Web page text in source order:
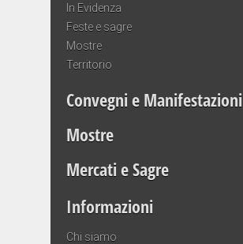
In Evidenza
Feste e sagre
Mostre
Territorio
Convegni e Manifestazioni
Mostre
Mercati e Sagre
Informazioni
Chi siamo